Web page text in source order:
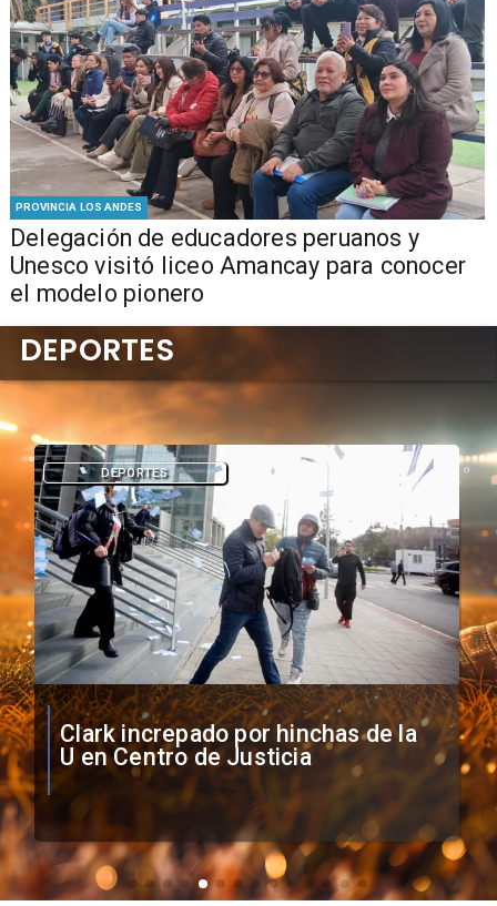
PROVINCIA LOS ANDES
Delegación de educadores peruanos y
Unesco visitó liceo Amancay para conocer
el modelo pionero
Vozinha firma contrato con Colo
Colo como nuevo arquero
DEPORTES
DEPORTES